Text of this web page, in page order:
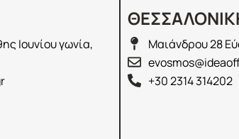
Ιουνίου γωνία,
Μαιάνδρου 28
+30 2314 314202